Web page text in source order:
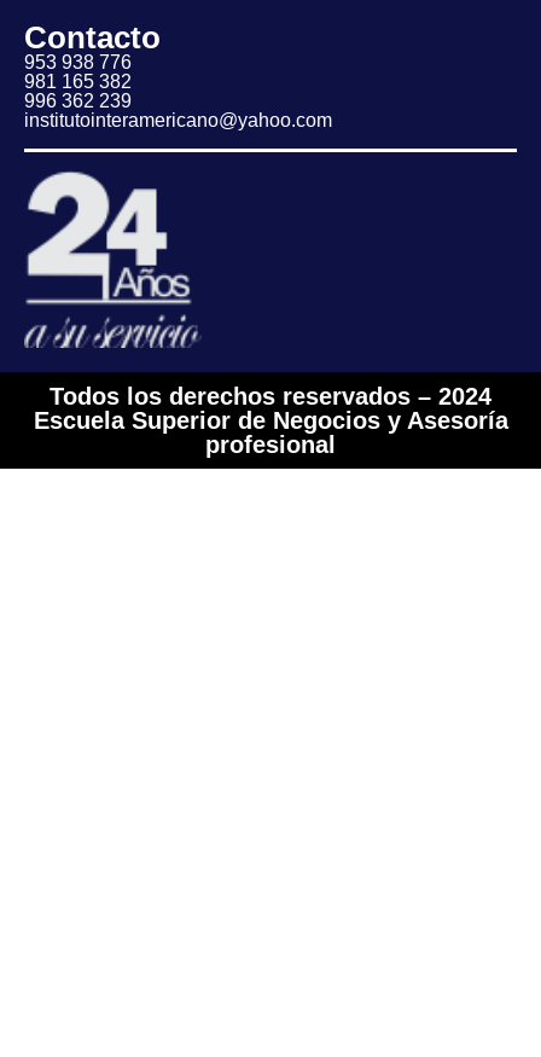
Contacto
953 938 776
981 165 382
996 362 239
institutointeramericano@yahoo.com
Todos los derechos reservados – 2024
Escuela Superior de Negocios y Asesoría
profesional